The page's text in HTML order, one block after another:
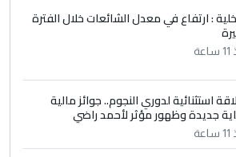
يرد على صدام حسين سل
(نص كامل)
5
من عصابة علي ماما يسقط
الثالث للعراق ومن اصول عريقة
: ارتفاع في معدل الشائعات خلال الفترة
استثنائية لدوري النجوم.. جوائز مالية
جديدة وظهور مؤثر لأحمد راضي